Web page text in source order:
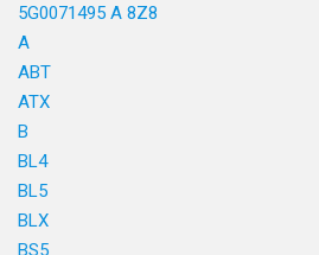
5G0071495 A 8Z8
A
ABT
ATX
B
BL4
BL5
BLX
BS5